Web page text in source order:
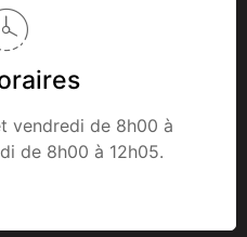
vendredi de 8h00 à
de 8h00 à 12h05.